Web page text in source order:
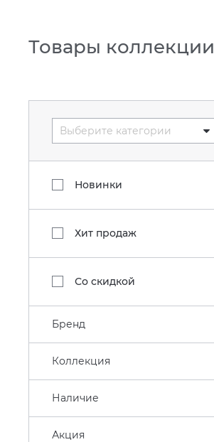
Товары коллекции
Выберите категории
Новинки
Хит продаж
Со скидкой
Бренд
Коллекция
Наличие
Акция